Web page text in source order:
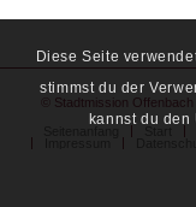
© Stadtmission Offenbach
Diese Seite
stimmst du der
kannst du